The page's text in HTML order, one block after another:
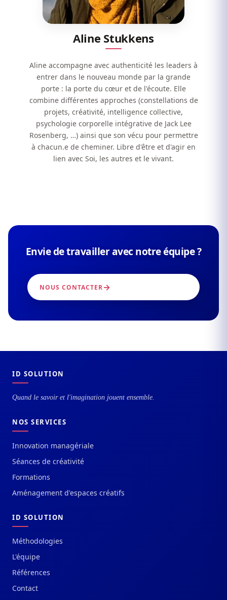
Aline Stukkens
Aline accompagne avec authenticité les leaders à
entrer dans le nouveau monde par la grande
porte : la porte du cœur et de l'écoute. Elle
combine différentes approches (constellations de
projets, créativité, intelligence collective,
psychologie corporelle intégrative de Jack Lee
Rosenberg, …) ainsi que son vécu pour permettre
à chacun.e de cheminer. Libre d'être et d'agir en
lien avec Soi, les autres et le vivant.
Envie de travailler avec notre équipe ?
NOUS CONTACTER
ID SOLUTION
Quand le savoir et l'imagination jouent ensemble.
NOS SERVICES
Innovation managériale
Séances de créativité
Formations
Aménagement d'espaces créatifs
ID SOLUTION
Méthodologies
L'équipe
Références
Contact